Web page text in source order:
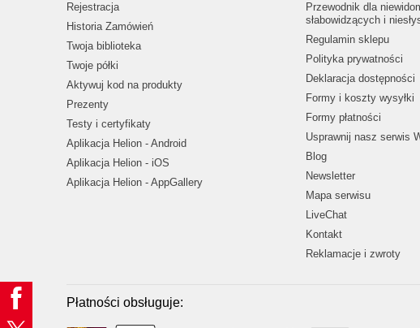
Rejestracja
Historia Zamówień
Twoja biblioteka
Twoje półki
Aktywuj kod na produkty
Prezenty
Testy i certyfikaty
Aplikacja Helion - Android
Aplikacja Helion - iOS
Aplikacja Helion - AppGallery
Przewodnik dla
słabowidzących i
Regulamin sklepu
Polityka prywatności
Deklaracja dostępności
Formy i koszty wysyłki
Formy płatności
Usprawnij nasz serwis
Blog
Newsletter
Mapa serwisu
LiveChat
Kontakt
Reklamacje i zwroty
Płatności obsługuje: